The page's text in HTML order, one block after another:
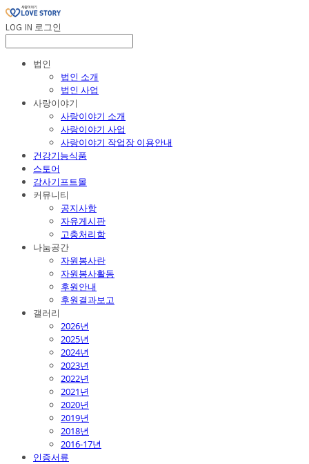
LOG IN 로그인
법인
법인 소개
법인 사업
사랑이야기
사랑이야기 소개
사랑이야기 사업
사랑이야기 작업장 이용안내
건강기능식품
스토어
감사기프트몰
커뮤니티
공지사항
자유게시판
고충처리함
나눔공간
자원봉사란
자원봉사활동
후원안내
후원결과보고
갤러리
2026년
2025년
2024년
2023년
2022년
2021년
2020년
2019년
2018년
2016-17년
인증서류